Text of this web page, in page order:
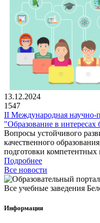
13.12.2024
1547
II Международная научно-
"Образование в интересах
Вопросы устойчивого
качественного
подготовки компетентных
Подробнее
Все новости
Все учебные заведения
Информация